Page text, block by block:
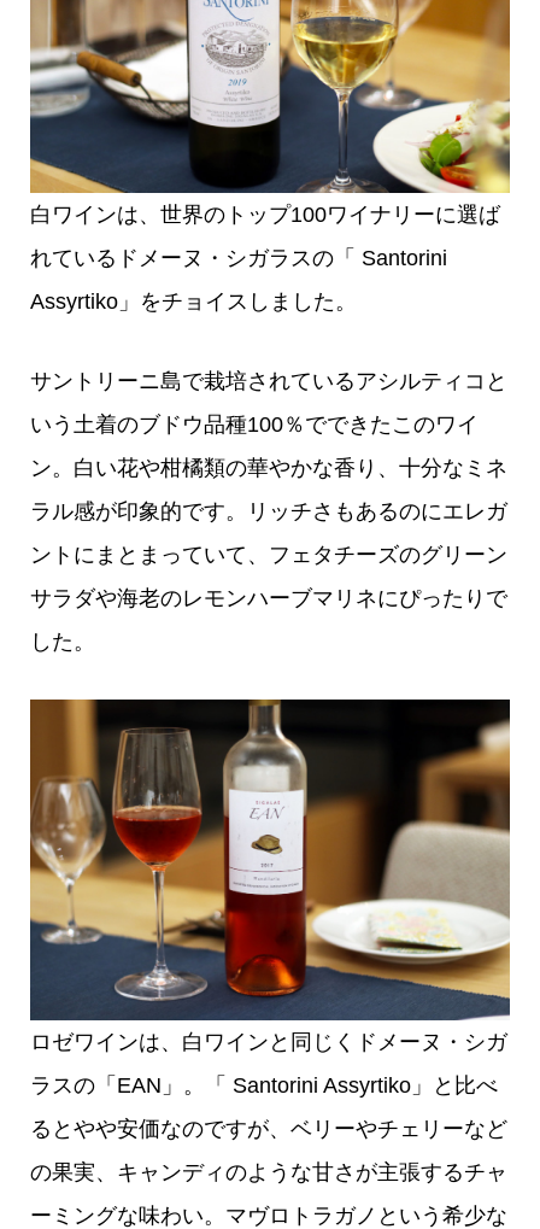
白ワインは、世界のトップ100ワイナリーに選ば
れているドメーヌ・シガラスの「 Santorini
Assyrtiko」をチョイスしました。
サントリーニ島で栽培されているアシルティコと
いう土着のブドウ品種100％でできたこのワイ
ン。白い花や柑橘類の華やかな香り、十分なミネ
ラル感が印象的です。リッチさもあるのにエレガ
ントにまとまっていて、フェタチーズのグリーン
サラダや海老のレモンハーブマリネにぴったりで
した。
ロゼワインは、白ワインと同じくドメーヌ・シガ
ラスの「EAN」。「 Santorini Assyrtiko」と比べ
るとやや安価なのですが、ベリーやチェリーなど
の果実、キャンディのような甘さが主張するチャ
ーミングな味わい。マヴロトラガノという希少な